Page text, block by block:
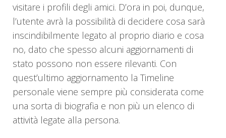
visitare i profili degli amici. D’ora in poi, dunque,
l’utente avrà la possibilità di decidere cosa sarà
inscindibilmente legato al proprio diario e cosa
no, dato che spesso alcuni aggiornamenti di
stato possono non essere rilevanti. Con
quest’ultimo aggiornamento la Timeline
personale viene sempre più considerata come
una sorta di biografia e non più un elenco di
attività legate alla persona.